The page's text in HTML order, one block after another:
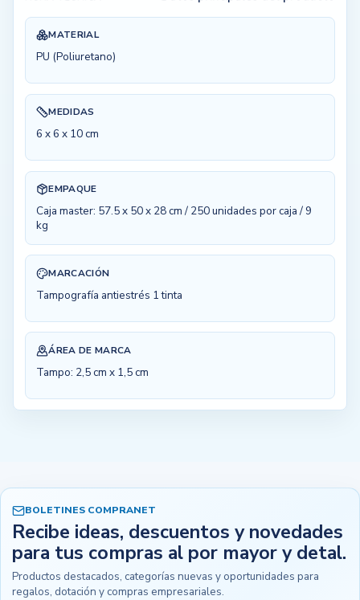
MATERIAL
PU (Poliuretano)
MEDIDAS
6 x 6 x 10 cm
EMPAQUE
Caja master: 57.5 x 50 x 28 cm / 250 unidades por caja / 9
kg
MARCACIÓN
Tampografía antiestrés 1 tinta
ÁREA DE MARCA
Tampo: 2,5 cm x 1,5 cm
BOLETINES COMPRANET
Recibe ideas, descuentos y novedades
para tus compras al por mayor y detal.
Productos destacados, categorías nuevas y oportunidades para
regalos, dotación y compras empresariales.